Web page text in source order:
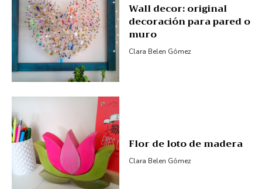
Wall decor: original
decoración para pared o
muro
Clara Belen Gómez
Flor de loto de madera
Clara Belen Gómez